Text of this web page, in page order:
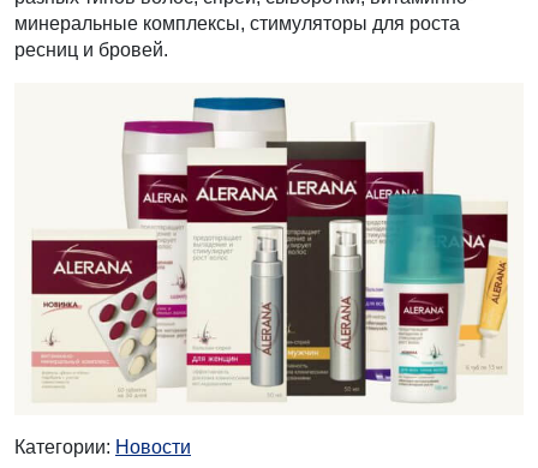
минеральные комплексы, стимуляторы для роста
ресниц и бровей.
Категории: Новости